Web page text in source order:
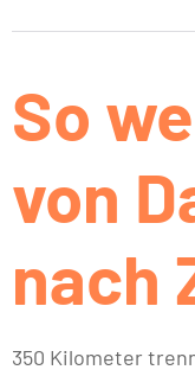
So
von
nach
350 Kilometer